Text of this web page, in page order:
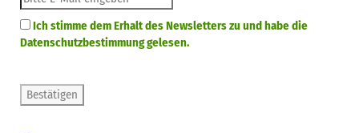
Ich stimme dem Erhalt des Newsletters zu und habe die
Datenschutzbestimmung gelesen.